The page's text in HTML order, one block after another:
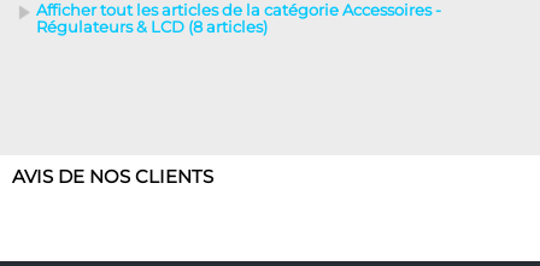
Afficher tout les articles de la catégorie Accessoires -
Régulateurs & LCD (8 articles)
AVIS DE NOS CLIENTS